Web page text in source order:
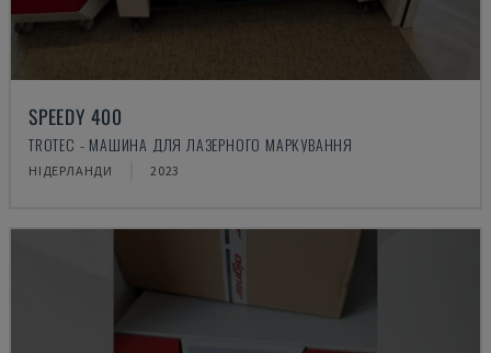
SPEEDY 400
TROTEC - МАШИНА ДЛЯ ЛАЗЕРНОГО МАРКУВАННЯ
НІДЕРЛАНДИ 2023